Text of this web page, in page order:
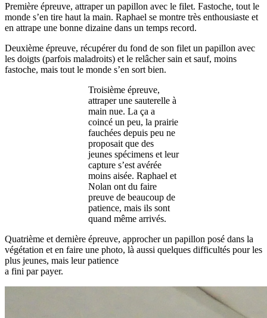
Première épreuve, attraper un papillon avec le filet. Fastoche, tout le
monde s’en tire haut la main. Raphael se montre très enthousiaste et
en attrape une bonne dizaine dans un temps record.
Deuxième épreuve, récupérer du fond de son filet un papillon avec
les doigts (parfois maladroits) et le relâcher sain et sauf, moins
fastoche, mais tout le monde s’en sort bien.
Troisième épreuve,
attraper une sauterelle à
main nue. La ça a
coincé un peu, la prairie
fauchées depuis peu ne
proposait que des
jeunes spécimens et leur
capture s’est avérée
moins aisée. Raphael et
Nolan ont du faire
preuve de beaucoup de
patience, mais ils sont
quand même arrivés.
Quatrième et dernière épreuve, approcher un papillon posé dans la
végétation et en faire une photo, là aussi quelques difficultés pour les
plus jeunes, mais leur patience
a fini par payer.